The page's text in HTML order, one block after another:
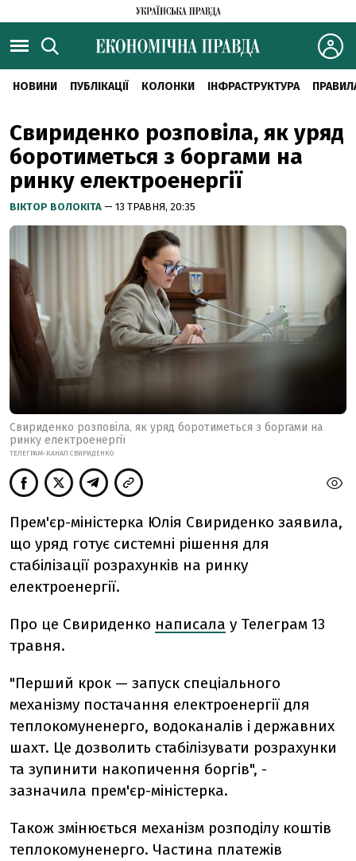
НОВИНИ ПУБЛІКАЦІЇ КОЛОНКИ ІНФРАСТРУКТУРА
Свириденко розповіла, як уряд
боротиметься з боргами на
ринку електроенергії
ВІКТОР ВОЛОКІТА — 13 ТРАВНЯ, 20:35
Свириденко розповіла, як уряд боротиметься з боргами на
ринку електроенергії
ТЕЛЕГРАМ-КАНАЛ СВИРИДЕНКО
Прем'єр-міністерка Юлія Свириденко заявила,
що уряд готує системні рішення для
стабілізації розрахунків на ринку
електроенергії.
Про це Свириденко написала у Телеграм 13
травня.
"Перший крок — запуск спеціального
механізму постачання електроенергії для
теплокомуненерго, водоканалів і державних
шахт. Це дозволить стабілізувати розрахунки
та зупинити накопичення боргів", -
зазначила прем'єр-міністерка.
Також змінюється механізм розподілу коштів
теплокомуненерго. Частина платежів